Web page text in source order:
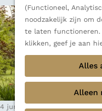
(Functioneel,
noodzakelijk zijn om
te laten
klikken, geef je aan
Alles
Alleen
e
h
o
m
e
p
a
g
e
Mediakit
z
o
e
k
j
e
4 juni 2025